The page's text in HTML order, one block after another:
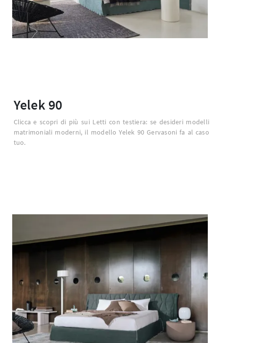
Yelek 90
Clicca e scopri di più sui Letti con testiera: se desideri modelli
matrimoniali moderni, il modello Yelek 90 Gervasoni fa al caso
tuo.